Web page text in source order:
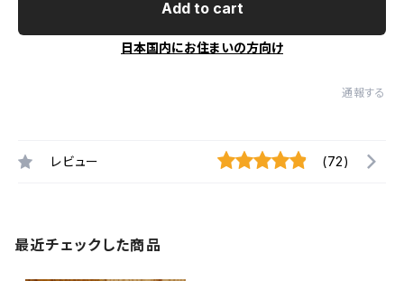
Add to cart
日本国内にお住まいの方向け
通報する
レビュー (72)
最近チェックした商品